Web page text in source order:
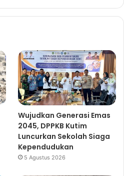
Wujudkan Generasi Emas
2045, DPPKB Kutim
Luncurkan Sekolah Siaga
Kependudukan
5 Agustus 2026